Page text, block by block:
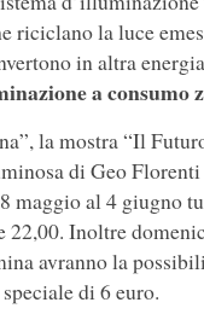
riciclano la luce
in altra
a consumo
la mostra “Il
di Geo
maggio al 4 giugno
22,00. Inoltre
avranno la
di 6 euro.